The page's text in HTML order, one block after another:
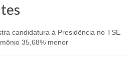
candidatura à Presidência no TSE
35,68% menor